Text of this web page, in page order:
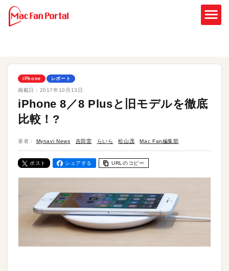
iPhone レポート
掲載日： 2017年10月13日
iPhone 8／8 Plusと旧モデルを徹底
比較！?
著者： Mynavi News 吉田雷 らいら 松山茂 Mac Fan編集部
ポスト シェアする URLのコピー